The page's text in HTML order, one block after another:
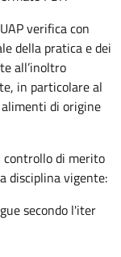
verifica con
della pratica e dei
all’inoltro
in particolare al
di origine
controllo di merito
disciplina vigente:
secondo l'iter